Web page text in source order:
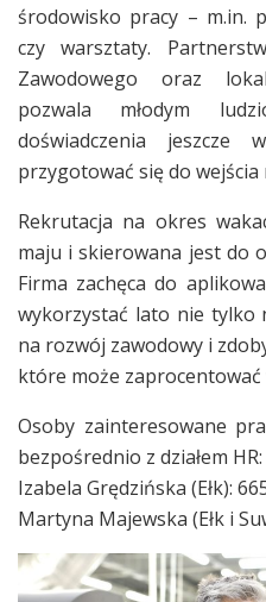
środowisko pracy – m.in.
czy warsztaty.
Zawodowego oraz
pozwala młodym
doświadczenia
przygotować się do wejścia
Rekrutacja na okres
maju i skierowana jest do
Firma zachęca do
wykorzystać lato nie tylko
na rozwój zawodowy i
które może zaprocentować
Osoby zainteresowane
bezpośrednio z działem HR:
Izabela Grędzińska (Ełk):
Martyna Majewska (Ełk i